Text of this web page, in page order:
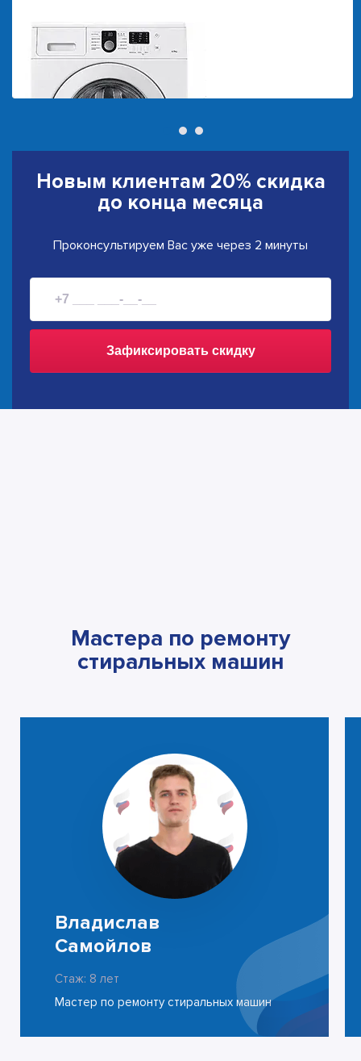
Новым клиентам 20% скидка
до конца месяца
Проконсультируем Вас уже через 2 минуты
Зафиксировать скидку
Мастера по ремонту
стиральных машин
Владислав
Самойлов
Стаж: 8 лет
Мастер по ремонту стиральных машин